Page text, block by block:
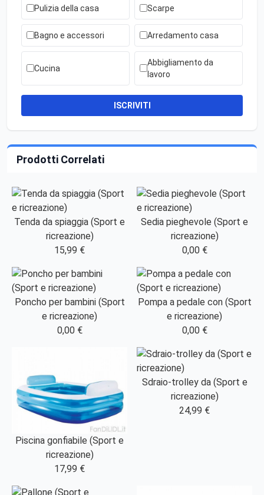
Pulizia della casa Scarpe
Bagno e accessori Arredamento casa
Cucina
Abbigliamento da
lavoro
ISCRIVITI
Prodotti Correlati
Tenda da spiaggia (Sport e
ricreazione)
15,99 €
Sedia pieghevole (Sport e
ricreazione)
0,00 €
Poncho per bambini (Sport
e ricreazione)
0,00 €
Pompa a pedale con (Sport
e ricreazione)
0,00 €
Piscina gonfiabile (Sport e
ricreazione)
17,99 €
Sdraio-trolley da (Sport e
ricreazione)
24,99 €